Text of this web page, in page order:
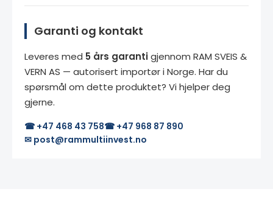
Garanti og kontakt
Leveres med 5 års garantigjennom RAM SVEIS &
VERN AS — autorisert importør i Norge. Har du
spørsmål om dette produktet? Vi hjelper deg
gjerne.
☎ +47 468 43 758☎ +47 968 87 890
✉ post@rammultiinvest.no